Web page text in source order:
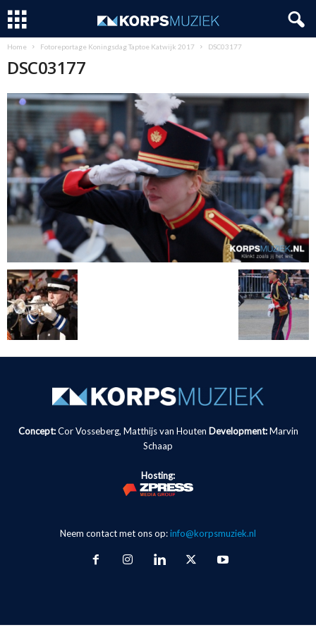
Home Fotoreportage Koningsdag Taptoe Katwijk 2017 DSC03177
DSC03177
Concept:Cor Vosseberg, Matthijs van Houten Development: Marvin
Schaap
Hosting:
Neem contact met ons op:info@korpsmuziek.nl